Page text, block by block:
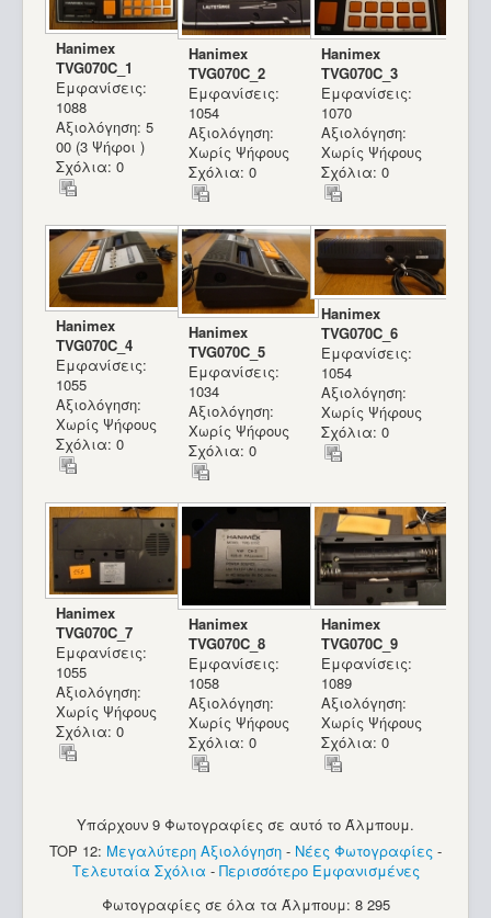
Hanimex
TVG070C_1
Εμφανίσεις:
1088
Αξιολόγηση: 5
00 (3 Ψήφοι )
Σχόλια: 0
Hanimex
TVG070C_2
Εμφανίσεις:
1054
Αξιολόγηση:
Χωρίς Ψήφους
Σχόλια: 0
Hanimex
TVG070C_3
Εμφανίσεις:
1070
Αξιολόγηση:
Χωρίς Ψήφους
Σχόλια: 0
Hanimex
TVG070C_4
Εμφανίσεις:
1055
Αξιολόγηση:
Χωρίς Ψήφους
Σχόλια: 0
Hanimex
TVG070C_5
Εμφανίσεις:
1034
Αξιολόγηση:
Χωρίς Ψήφους
Σχόλια: 0
Hanimex
TVG070C_6
Εμφανίσεις:
1054
Αξιολόγηση:
Χωρίς Ψήφους
Σχόλια: 0
Hanimex
TVG070C_7
Εμφανίσεις:
1055
Αξιολόγηση:
Χωρίς Ψήφους
Σχόλια: 0
Hanimex
TVG070C_8
Εμφανίσεις:
1058
Αξιολόγηση:
Χωρίς Ψήφους
Σχόλια: 0
Hanimex
TVG070C_9
Εμφανίσεις:
1089
Αξιολόγηση:
Χωρίς Ψήφους
Σχόλια: 0
Υπάρχουν 9 Φωτογραφίες σε αυτό το Άλμπουμ.
TOP 12: Μεγαλύτερη Αξιολόγηση - Νέες Φωτογραφίες -
Τελευταία Σχόλια - Περισσότερο Εμφανισμένες
Φωτογραφίες σε όλα τα Άλμπουμ: 8 295